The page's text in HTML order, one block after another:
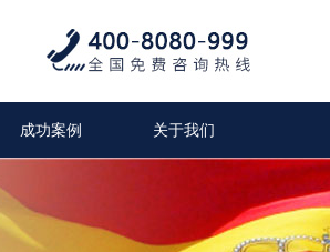
成功案例 关于我们